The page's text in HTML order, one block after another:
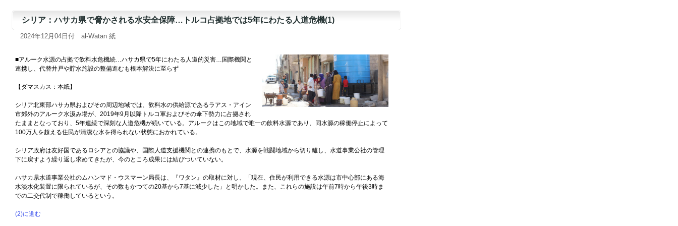
シリア：ハサカ県で脅かされる水安全保障…トルコ占拠地では5年にわたる人道危機(1)
2024年12月04日付 al-Watan 紙
■アルーク水源の占拠で飲料水危機続…ハサカ県で5年にわたる人道的災害…国際機関と
連携し、代替井戸や貯水施設の整備進むも根本解決に至らず
【ダマスカス：本紙】
シリア北東部ハサカ県およびその周辺地域では、飲料水の供給源であるラアス・アイン
市郊外のアルーク水汲み場が、2019年9月以降トルコ軍およびその傘下勢力に占拠され
たままとなっており、5年連続で深刻な人道危機が続いている。アルークはこの地域で唯一の飲料水源であり、同水源の稼働停止によって
100万人を超える住民が清潔な水を得られない状態におかれている。
シリア政府は友好国であるロシアとの協議や、国際人道支援機関との連携のもとで、水源を戦闘地域から切り離し、水道事業公社の管理
下に戻すよう繰り返し求めてきたが、今のところ成果には結びついていない。
ハサカ県水道事業公社のムハンマド・ウスマーン局長は、『ワタン』の取材に対し、「現在、住民が利用できる水源は市中心部にある海
水淡水化装置に限られているが、その数もかつての20基から7基に減少した」と明かした。また、これらの施設は午前7時から午後3時ま
での二交代制で稼働しているという。
(2)に進む